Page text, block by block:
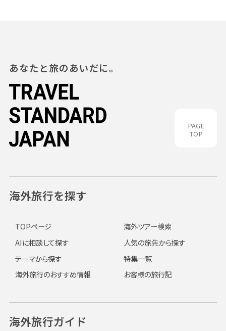
PAGE
TOP
あなたと旅のあいだに。
海外旅行を探す
TOPページ
海外ツアー検索
AIに相談して探す
人気の旅先から探す
テーマから探す
特集一覧
海外旅行のおすすめ情報
お客様の旅行記
海外旅行ガイド